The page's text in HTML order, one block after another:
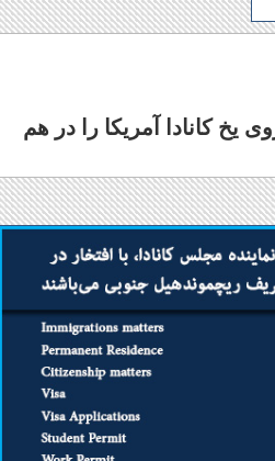
یخ کانادا آمریکا را در هم